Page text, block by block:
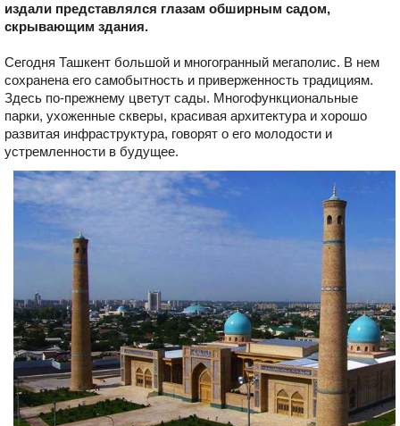
издали представлялся глазам обширным садом,
скрывающим здания.
Сегодня Ташкент большой и многогранный мегаполис. В нем
сохранена его самобытность и приверженность традициям.
Здесь по-прежнему цветут сады. Многофункциональные
парки, ухоженные скверы, красивая архитектура и хорошо
развитая инфраструктура, говорят о его молодости и
устремленности в будущее.